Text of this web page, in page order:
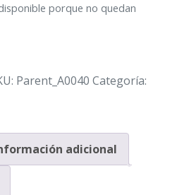
porque no quedan
Parent_A0040 Categoría:
adicional